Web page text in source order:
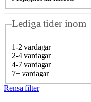
Lediga tider inom
1-2 vardagar
2-4 vardagar
4-7 vardagar
7+ vardagar
Rensa filter